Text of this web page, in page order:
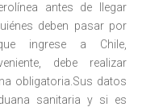
antes de llegar
deben pasar por
ingrese a Chile,
debe realizar
obligatoria.Sus datos
sanitaria y si es